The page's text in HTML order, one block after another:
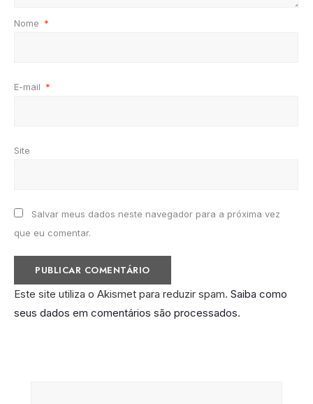
Nome *
E-mail *
Site
Salvar meus dados neste navegador para a próxima vez
que eu comentar.
Este site utiliza o Akismet para reduzir spam. Saiba como
seus dados em comentários são processados.